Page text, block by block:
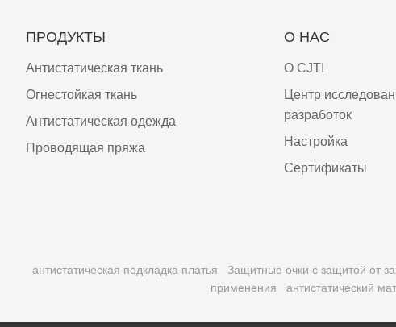
ПРОДУКТЫ
Антистатическая ткань
Огнестойкая ткань
Антистатическая одежда
Проводящая пряжа
О НАС
О CJTI
Центр
разработок
Настройка
Сертификаты
антистатическая подкладка платья Защитные очки с защитой от
применения
антистатический